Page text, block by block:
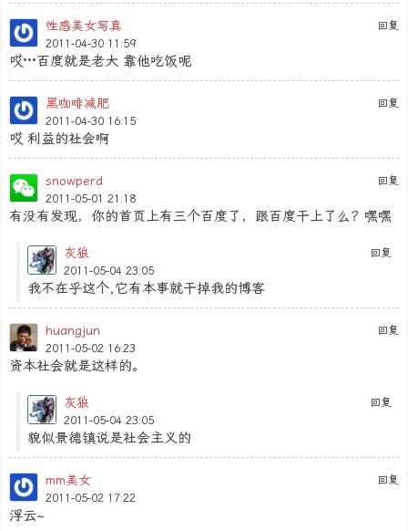
回复
性感美女写真
2011-04-30 11:59
哎···百度就是老大 靠他吃饭呢
回复
黑咖啡减肥
2011-04-30 16:15
哎 利益的社会啊
回复
snowperd
2011-05-01 21:18
有没有发现，你的首页上有三个百度了，跟百度干上了么？嘿嘿
回复
灰狼
2011-05-04 23:05
我不在乎这个,它有本事就干掉我的博客
回复
huangjun
2011-05-02 16:23
资本社会就是这样的。
回复
灰狼
2011-05-04 23:05
貌似景德镇说是社会主义的
回复
mm美女
2011-05-02 17:22
浮云~